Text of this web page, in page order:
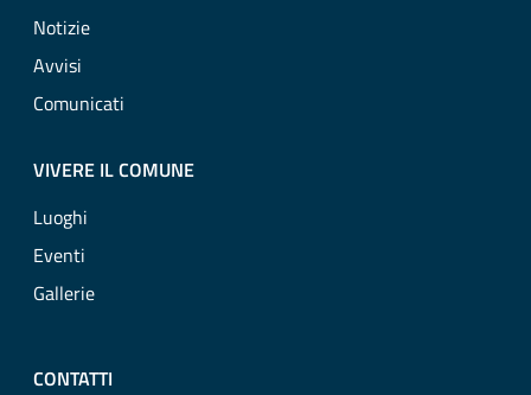
Notizie
Avvisi
Comunicati
VIVERE IL COMUNE
Luoghi
Eventi
Gallerie
CONTATTI